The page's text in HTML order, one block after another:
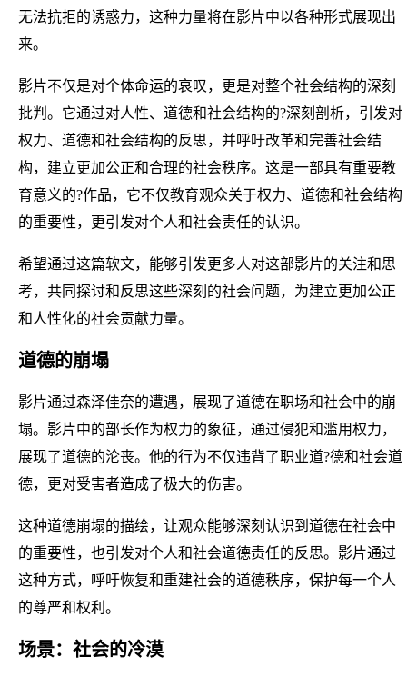
无法抗拒的诱惑力，这种力量将在影片中以各种形式展现出
来。
影片不仅是对个体命运的哀叹，更是对整个社会结构的深刻
批判。它通过对人性、道德和社会结构的?深刻剖析，引发对
权力、道德和社会结构的反思，并呼吁改革和完善社会结
构，建立更加公正和合理的社会秩序。这是一部具有重要教
育意义的?作品，它不仅教育观众关于权力、道德和社会结构
的重要性，更引发对个人和社会责任的认识。
希望通过这篇软文，能够引发更多人对这部影片的关注和思
考，共同探讨和反思这些深刻的社会问题，为建立更加公正
和人性化的社会贡献力量。
道德的崩塌
影片通过森泽佳奈的遭遇，展现了道德在职场和社会中的崩
塌。影片中的部长作为权力的象征，通过侵犯和滥用权力，
展现了道德的沦丧。他的行为不仅违背了职业道?德和社会道
德，更对受害者造成了极大的伤害。
这种道德崩塌的描绘，让观众能够深刻认识到道德在社会中
的重要性，也引发对个人和社会道德责任的反思。影片通过
这种方式，呼吁恢复和重建社会的道德秩序，保护每一个人
的尊严和权利。
场景：社会的冷漠